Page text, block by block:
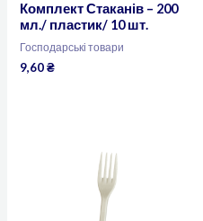
Комплект Стаканів – 200
мл./ пластик/ 10 шт.
Господарські товари
9,60₴